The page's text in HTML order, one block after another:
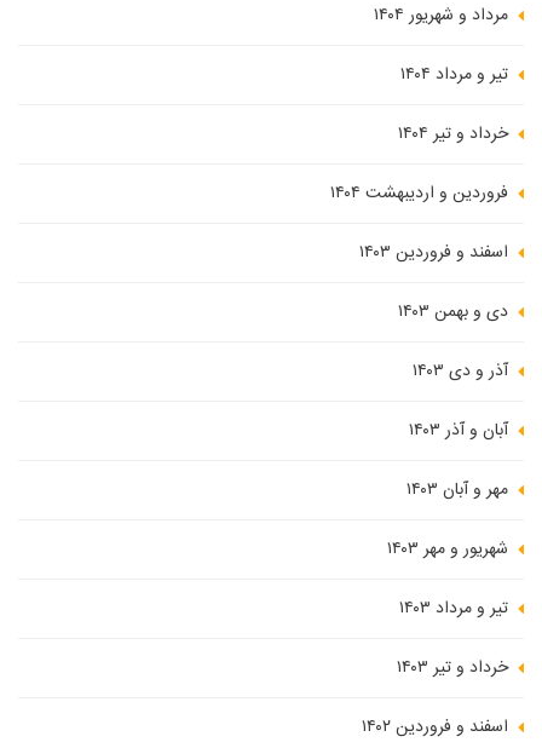
مرداد و شهریور ۱۴۰۴
تیر و مرداد ۱۴۰۴
خرداد و تیر ۱۴۰۴
فروردین و اردیبهشت ۱۴۰۴
اسفند و فروردین ۱۴۰۳
دی و بهمن ۱۴۰۳
آذر و دی ۱۴۰۳
آبان و آذر ۱۴۰۳
مهر و آبان ۱۴۰۳
شهریور و مهر ۱۴۰۳
تیر و مرداد ۱۴۰۳
خرداد و تیر ۱۴۰۳
اسفند و فروردین ۱۴۰۲